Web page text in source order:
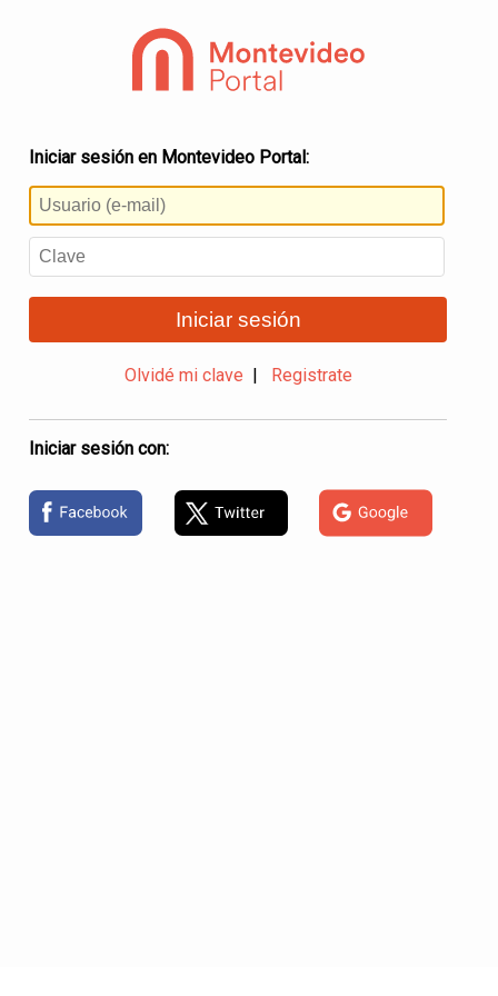
Iniciar sesión en Montevideo Portal:
Iniciar sesión
Olvidé mi clave Registrate
Iniciar sesión con: